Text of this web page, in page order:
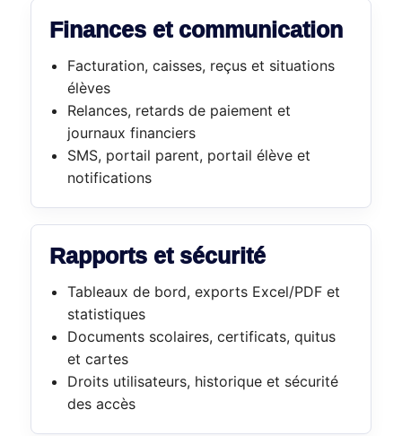
Finances et communication
Facturation, caisses, reçus et situations
élèves
Relances, retards de paiement et
journaux financiers
SMS, portail parent, portail élève et
notifications
Rapports et sécurité
Tableaux de bord, exports Excel/PDF et
statistiques
Documents scolaires, certificats, quitus
et cartes
Droits utilisateurs, historique et sécurité
des accès